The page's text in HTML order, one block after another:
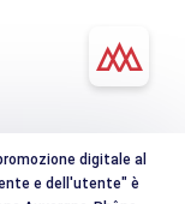
digitale al
e dell'utente" è